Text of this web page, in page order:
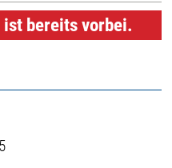
ist bereits vorbei.